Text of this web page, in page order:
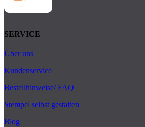
SERVICE
Über uns
Kundenservice
Bestellhinweise/ FAQ
Stempel selbst gestalten
Blog